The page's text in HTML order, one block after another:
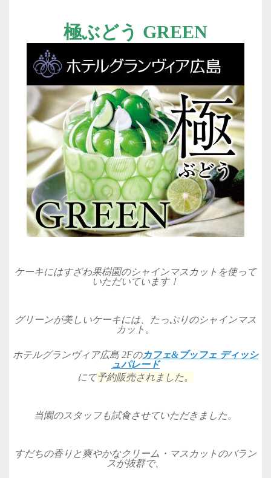
極ぶどう GREEN
ケーキにはすざわ果樹園のシャインマスカットを使って
いただいています！
グリーンが美しいケーキには、たっぷりのシャインマス
カット。
ホテルグランヴィア広島 2Fのカフェ&ブッフェ ディッシ
ュパレード
にて予約販売されました。
当園のスタッフも試食させていただきました。
すだちの香りと爽やかなクリーム・マスカットのバラン
スが抜群で、